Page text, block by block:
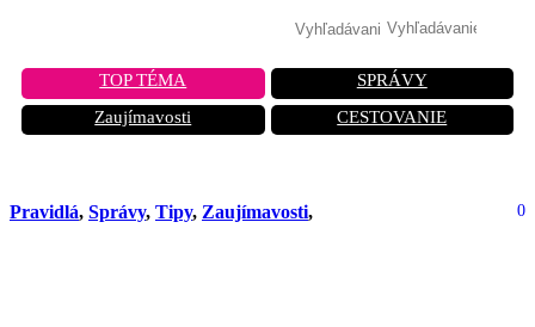
TOP TÉMA
SPRÁVY
Zaujímavosti
CESTOVANIE
Pravidlá, Správy, Tipy, Zaujímavosti, 0